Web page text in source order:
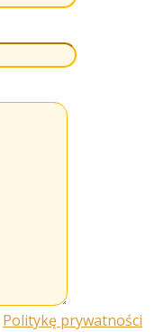
Politykę prywatności